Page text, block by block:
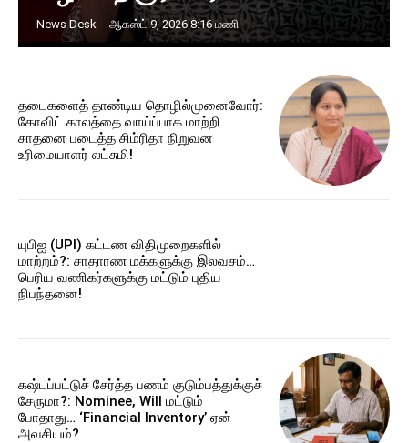
News Desk - ஆகஸ்ட் 9, 2026 8:16 மணி
தடைகளைத் தாண்டிய தொழில்முனைவோர்:
கோவிட் காலத்தை வாய்ப்பாக மாற்றி
சாதனை படைத்த சிம்ரிதா நிறுவன
உரிமையாளர் லட்சுமி!
யுபிஐ (UPI) கட்டண விதிமுறைகளில்
மாற்றம்?: சாதாரண மக்களுக்கு இலவசம்…
பெரிய வணிகர்களுக்கு மட்டும் புதிய
நிபந்தனை!
கஷ்டப்பட்டுச் சேர்த்த பணம் குடும்பத்துக்குச்
சேருமா?: Nominee, Will மட்டும்
போதாது… ‘Financial Inventory’ ஏன்
அவசியம்?